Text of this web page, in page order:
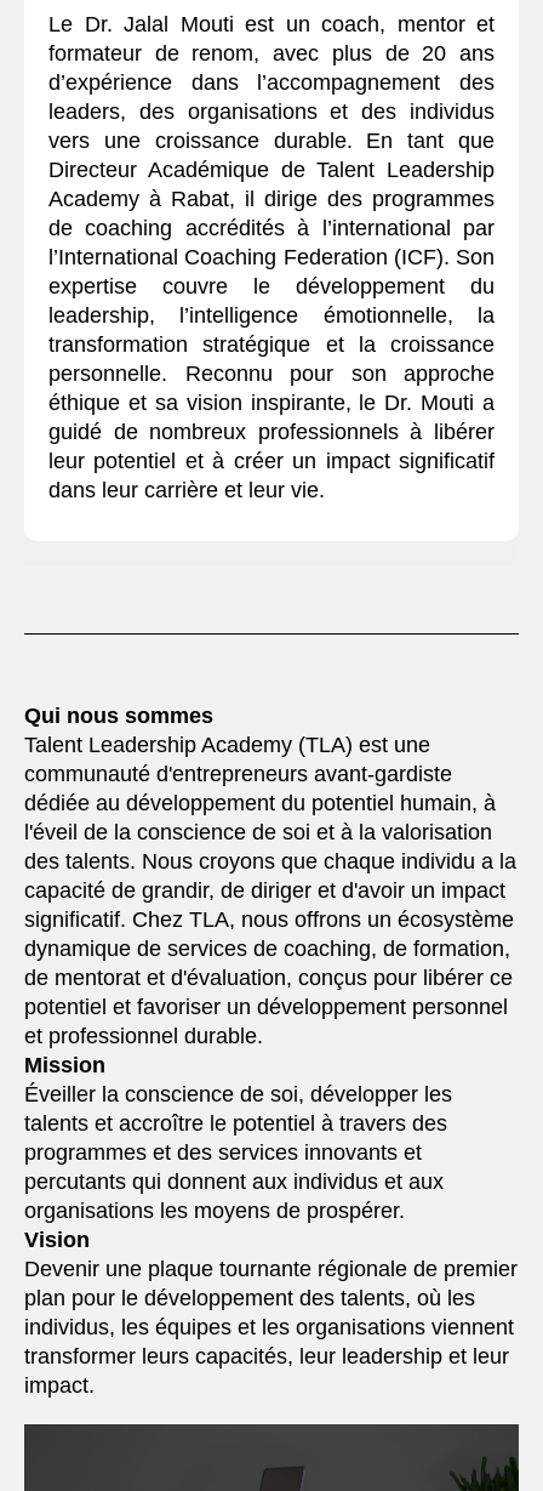
Le Dr. Jalal Mouti est un coach, mentor et
formateur de renom, avec plus de 20 ans
d’expérience dans l’accompagnement des
leaders, des organisations et des individus
vers une croissance durable. En tant que
Directeur Académique de Talent Leadership
Academy à Rabat, il dirige des programmes
de coaching accrédités à l’international par
l’International Coaching Federation (ICF). Son
expertise couvre le développement du
leadership, l’intelligence émotionnelle, la
transformation stratégique et la croissance
personnelle. Reconnu pour son approche
éthique et sa vision inspirante, le Dr. Mouti a
guidé de nombreux professionnels à libérer
leur potentiel et à créer un impact significatif
dans leur carrière et leur vie.
Qui nous sommes
Talent Leadership Academy (TLA) est une
communauté d'entrepreneurs avant-gardiste
dédiée au développement du potentiel humain, à
l'éveil de la conscience de soi et à la valorisation
des talents. Nous croyons que chaque individu a la
capacité de grandir, de diriger et d'avoir un impact
significatif. Chez TLA, nous offrons un écosystème
dynamique de services de coaching, de formation,
de mentorat et d'évaluation, conçus pour libérer ce
potentiel et favoriser un développement personnel
et professionnel durable.
Mission
Éveiller la conscience de soi, développer les
talents et accroître le potentiel à travers des
programmes et des services innovants et
percutants qui donnent aux individus et aux
organisations les moyens de prospérer.
Vision
Devenir une plaque tournante régionale de premier
plan pour le développement des talents, où les
individus, les équipes et les organisations viennent
transformer leurs capacités, leur leadership et leur
impact.